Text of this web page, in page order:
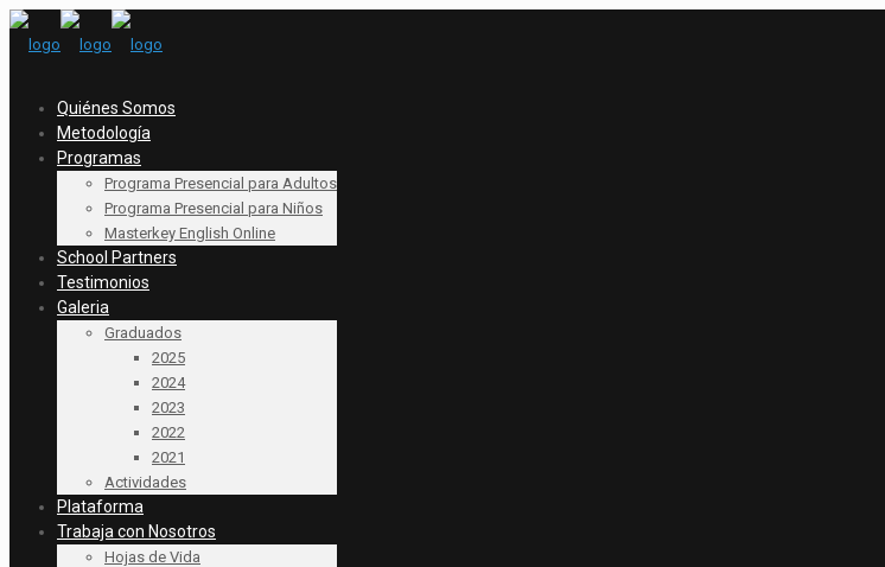
Quiénes Somos
Metodología
Programas
Programa Presencial para Adultos
Programa Presencial para Niños
Masterkey English Online
School Partners
Testimonios
Galeria
Graduados
2025
2024
2023
2022
2021
Actividades
Plataforma
Trabaja con Nosotros
Hojas de Vida